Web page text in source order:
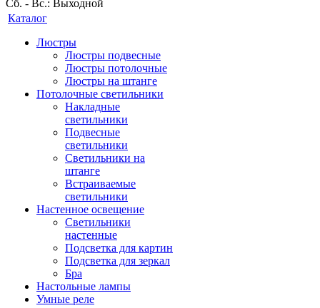
Сб. - Вс.: Выходной
Каталог
Люстры
Люстры подвесные
Люстры потолочные
Люстры на штанге
Потолочные светильники
Накладные
светильники
Подвесные
светильники
Светильники на
штанге
Встраиваемые
светильники
Настенное освещение
Светильники
настенные
Подсветка для картин
Подсветка для зеркал
Бра
Настольные лампы
Умные реле